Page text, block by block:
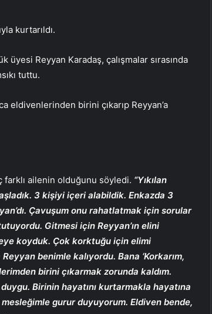
kurtarıldı.
Reyyan Karadaş, çalışmalar sırasında
tuttu.
eldivenlerinden birini çıkarıp Reyyan’a
farklı ailenin olduğunu söyledi. “Yıkılan
3 kişiyi içeri alabildik. Enkazda 3
Çavuşum onu ​​rahatlatmak için sorular
Gitmesi için Reyyan’ın elini
koyduk. Çok korktuğu için elimi
benimle kalıyordu. Bana ‘Korkarım,
birini çıkarmak zorunda kaldım.
Birinin hayatını kurtarmakla hayatına
gurur duyuyorum. Eldiven bende,